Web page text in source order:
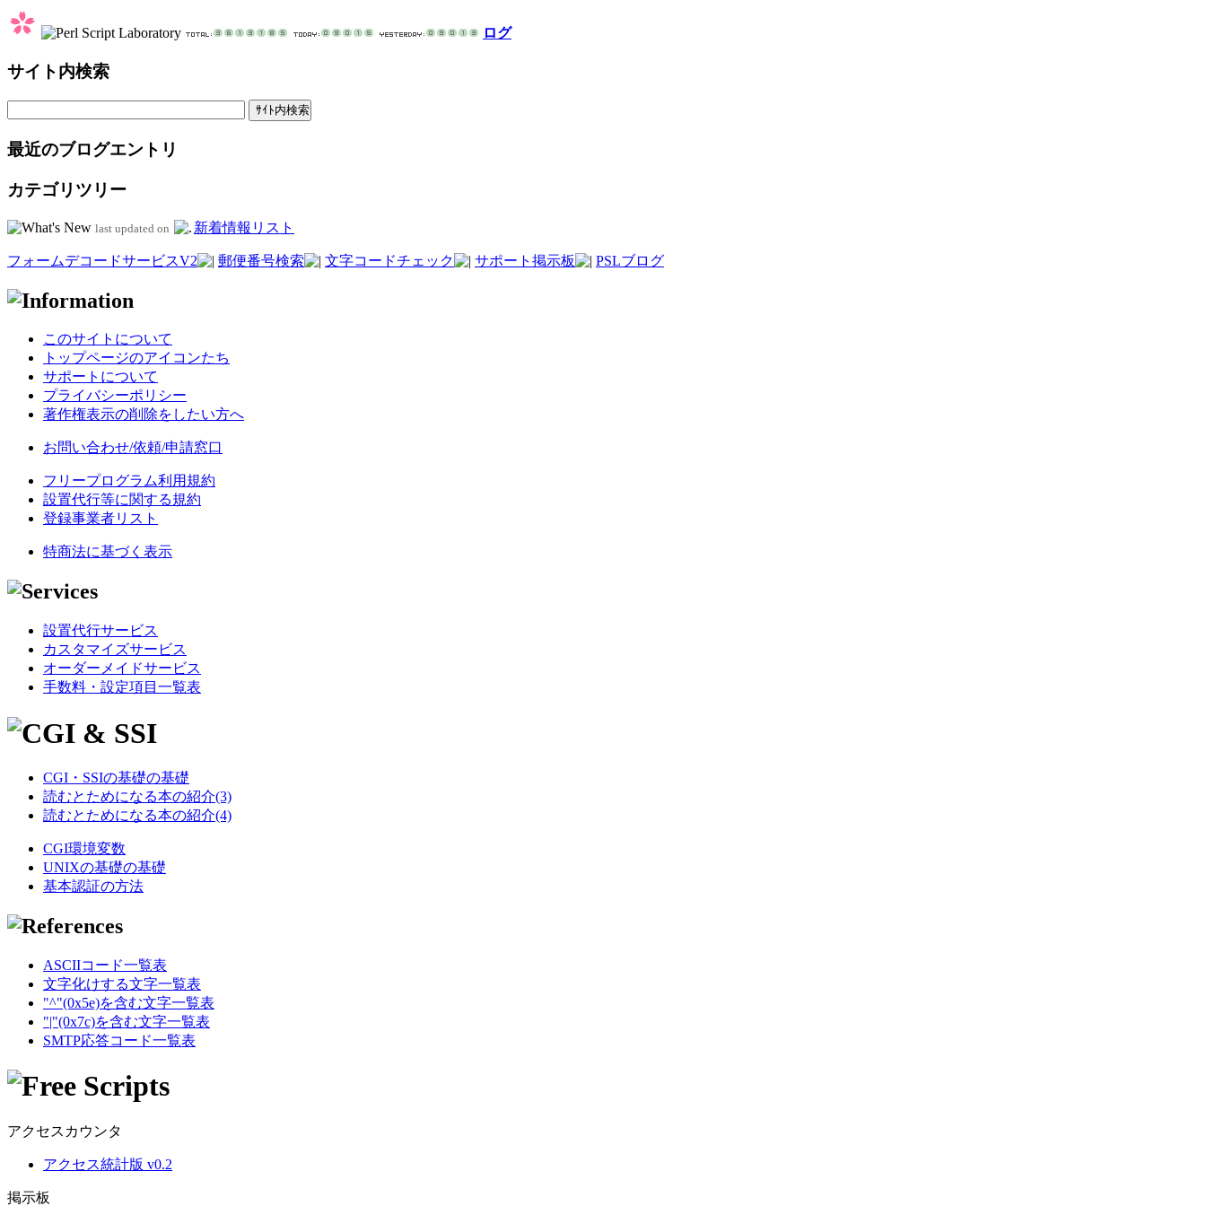
ログ
サイト内検索
最近のブログエントリ
カテゴリツリー
last updated on 新着情報リスト
フォームデコードサービスV2 郵便番号検索 文字コードチェック サポート掲示板 PSLブログ
このサイトについて
トップページのアイコンたち
サポートについて
プライバシーポリシー
著作権表示の削除をしたい方へ
お問い合わせ/依頼/申請窓口
フリープログラム利用規約
設置代行等に関する規約
登録事業者リスト
特商法に基づく表示
設置代行サービス
カスタマイズサービス
オーダーメイドサービス
手数料・設定項目一覧表
CGI・SSIの基礎の基礎
読むとためになる本の紹介(3)
読むとためになる本の紹介(4)
CGI環境変数
UNIXの基礎の基礎
基本認証の方法
ASCIIコード一覧表
文字化けする文字一覧表
"^"(0x5e)を含む文字一覧表
"|"(0x7c)を含む文字一覧表
SMTP応答コード一覧表
アクセスカウンタ
アクセス統計版 v0.2
掲示板